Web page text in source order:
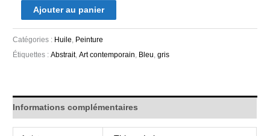
Ajouter au panier
Catégories : Huile, Peinture
Étiquettes :Abstrait,Art contemporain, Bleu,gris
Informations complémentaires